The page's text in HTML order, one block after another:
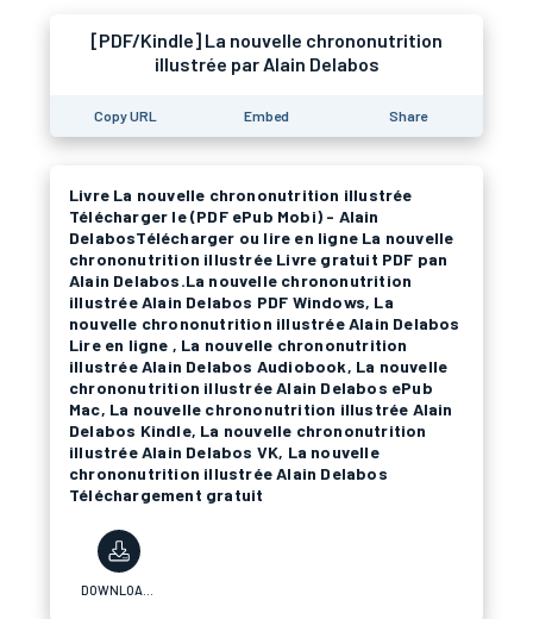
[PDF/Kindle] La nouvelle chrononutrition
illustrée par Alain Delabos
Copy URL Embed Share
Livre La nouvelle chrononutrition illustrée
Télécharger le (PDF ePub Mobi) - Alain
DelabosTélécharger ou lire en ligne La nouvelle
chrononutrition illustrée Livre gratuit PDF pan
Alain Delabos.La nouvelle chrononutrition
illustrée Alain Delabos PDF Windows, La
nouvelle chrononutrition illustrée Alain Delabos
Lire en ligne , La nouvelle chrononutrition
illustrée Alain Delabos Audiobook, La nouvelle
chrononutrition illustrée Alain Delabos ePub
Mac, La nouvelle chrononutrition illustrée Alain
Delabos Kindle, La nouvelle chrononutrition
illustrée Alain Delabos VK, La nouvelle
chrononutrition illustrée Alain Delabos
Téléchargement gratuit